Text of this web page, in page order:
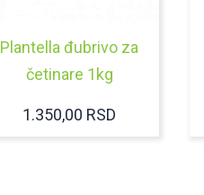
Plantella đubrivo za
četinare 1kg
1.350,00 RSD